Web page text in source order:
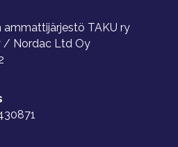
ammattijärjestö TAKU ry
/ Nordac Ltd Oy